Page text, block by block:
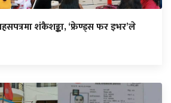
शंकैशङ्का, ‘फ्रेण्ड्स फर इभर’ले